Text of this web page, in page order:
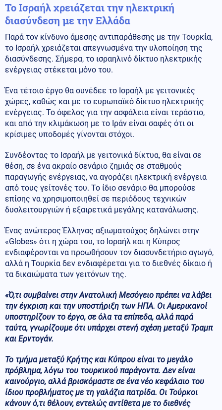
Το Ισραήλ χρειάζεται την ηλεκτρική
διασύνδεση με την Ελλάδα
Παρά τον κίνδυνο άμεσης αντιπαράθεσης με την Τουρκία,
το Ισραήλ χρειάζεται απεγνωσμένα την υλοποίηση της
διασύνδεσης. Σήμερα, το ισραηλινό δίκτυο ηλεκτρικής
ενέργειας στέκεται μόνο του.
Ένα τέτοιο έργο θα συνέδεε το Ισραήλ με γειτονικές
χώρες, καθώς και με το ευρωπαϊκό δίκτυο ηλεκτρικής
ενέργειας. Το όφελος για την ασφάλεια είναι τεράστιο,
και από την κλιμάκωση με το Ιράν είναι σαφές ότι οι
κρίσιμες υποδομές γίνονται στόχοι.
Συνδέοντας το Ισραήλ με γειτονικά δίκτυα, θα είναι σε
θέση, σε ένα ακραίο σενάριο ζημιάς σε σταθμούς
παραγωγής ενέργειας, να αγοράζει ηλεκτρική ενέργεια
από τους γείτονές του. Το ίδιο σενάριο θα μπορούσε
επίσης να χρησιμοποιηθεί σε περιόδους τεχνικών
δυσλειτουργιών ή εξαιρετικά μεγάλης κατανάλωσης.
Ένας ανώτερος Έλληνας αξιωματούχος δηλώνει στην
«Globes» ότι η χώρα του, το Ισραήλ και η Κύπρος
ενδιαφέρονται να προωθήσουν τον διασυνδετήριο αγωγό,
αλλά η Τουρκία δεν ενδιαφέρεται για το διεθνές δίκαιο ή
τα δικαιώματα των γειτόνων της.
«Ό,τι συμβαίνει στην Ανατολική Μεσόγειο πρέπει να λάβει
την έγκριση και την υποστήριξη των ΗΠΑ. Οι Αμερικανοί
υποστηρίζουν το έργο, σε όλα τα επίπεδα, αλλά παρά
ταύτα, γνωρίζουμε ότι υπάρχει στενή σχέση μεταξύ Τραμπ
και Ερντογάν.
Το τμήμα μεταξύ Κρήτης και Κύπρου είναι το μεγάλο
πρόβλημα, λόγω του τουρκικού παράγοντα. Δεν είναι
καινούργιο, αλλά βρισκόμαστε σε ένα νέο κεφάλαιο του
ίδιου προβλήματος με τη γαλάζια πατρίδα. Οι Τούρκοι
κάνουν ό,τι θέλουν, εντελώς αντίθετα με το διεθνές